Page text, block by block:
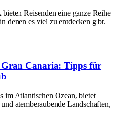
Reisenden eine ganze Reihe
denen es viel zu entdecken gibt.
Canaria: Tipps für
im Atlantischen Ozean, bietet
atemberaubende Landschaften,